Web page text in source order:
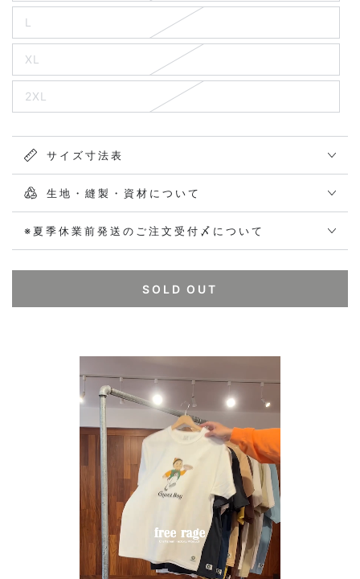
L
XL
2XL
サイズ寸法表
生地・縫製・資材について
※夏季休業前発送のご注文受付〆について
SOLD OUT